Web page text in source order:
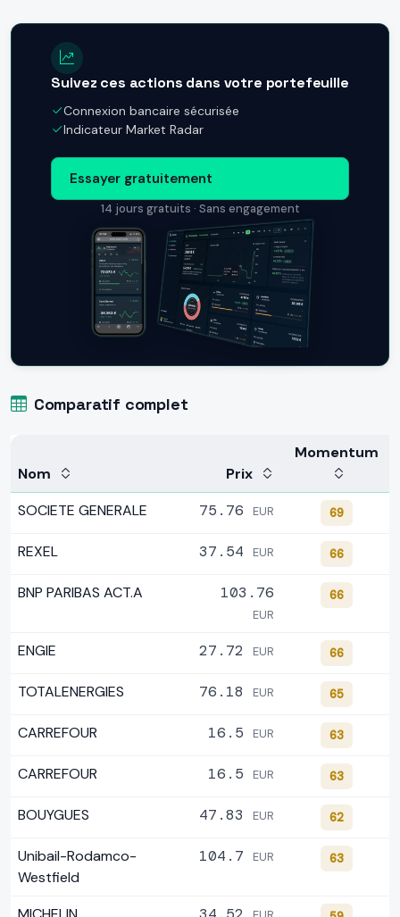
Suivez ces actions dans votre portefeuille
Connexion bancaire sécurisée
Indicateur Market Radar
Essayer gratuitement
14 jours gratuits · Sans engagement
Comparatif complet
Nom Prix
Momentum
SOCIETE GENERALE 75.76 EUR 69
REXEL 37.54 EUR 66
BNP PARIBAS ACT.A 103.76
EUR
66
ENGIE 27.72 EUR 66
TOTALENERGIES 76.18 EUR 65
CARREFOUR 16.5 EUR 63
CARREFOUR 16.5 EUR 63
BOUYGUES 47.83 EUR 62
Unibail-Rodamco-
Westfield
104.7 EUR 63